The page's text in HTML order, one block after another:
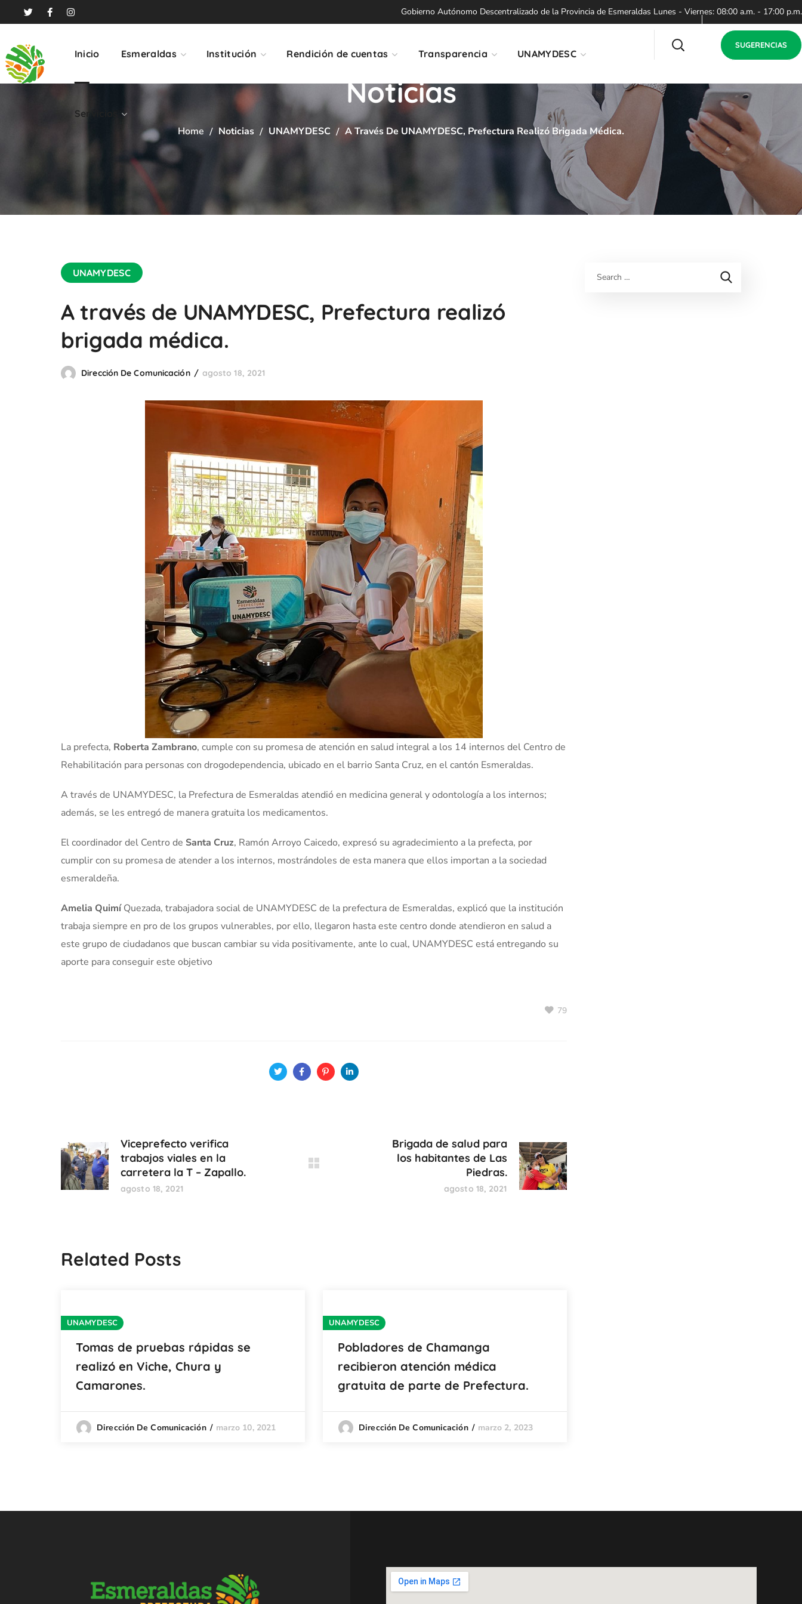
Gobierno Autónomo Descentralizado de la Provincia de Esmeraldas Lunes - Viernes: 08:00 a.m. - 17:00 p.m.
Inicio Esmeraldas Institución Rendición de cuentas Transparencia UNAMYDESC
Servicios
SUGERENCIAS
Noticias
Home Noticias UNAMYDESC A Través De UNAMYDESC, Prefectura Realizó Brigada Médica.
UNAMYDESC
A través de UNAMYDESC, Prefectura realizó
brigada médica.
Dirección De Comunicación agosto 18, 2021
La prefecta, Roberta Zambrano, cumple con su promesa de atención en salud integral a los 14 internos del Centro de
Rehabilitación para personas con drogodependencia, ubicado en el barrio Santa Cruz, en el cantón Esmeraldas.
A través de UNAMYDESC, la Prefectura de Esmeraldas atendió en medicina general y odontología a los internos;
además, se les entregó de manera gratuita los medicamentos.
El coordinador del Centro de Santa Cruz, Ramón Arroyo Caicedo, expresó su agradecimiento a la prefecta, por
cumplir con su promesa de atender a los internos, mostrándoles de esta manera que ellos importan a la sociedad
esmeraldeña.
Amelia QuimíQuezada, trabajadora social de UNAMYDESC de la prefectura de Esmeraldas, explicó que la institución
trabaja siempre en pro de los grupos vulnerables, por ello, llegaron hasta este centro donde atendieron en salud a
este grupo de ciudadanos que buscan cambiar su vida positivamente, ante lo cual, UNAMYDESC está entregando su
aporte para conseguir este objetivo
79
Viceprefecto verifica
trabajos viales en la
carretera la T – Zapallo.
agosto 18, 2021
Brigada de salud para
los habitantes de Las
Piedras.
agosto 18, 2021
Related Posts
UNAMYDESC
Tomas de pruebas rápidas se
realizó en Viche, Chura y
Camarones.
Dirección De Comunicación marzo 10, 2021
UNAMYDESC
Pobladores de Chamanga
recibieron atención médica
gratuita de parte de Prefectura.
Dirección De Comunicación marzo 2, 2023